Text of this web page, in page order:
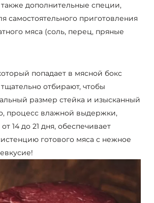
дополнительные специи,
самостоятельного приготовления
мяса (соль, перец, пряные
попадает в мясной бокс
отбирают, чтобы
размер стейка и изысканный
процесс влажной выдержки,
14 до 21 дня, обеспечивает
готового мяса с нежное